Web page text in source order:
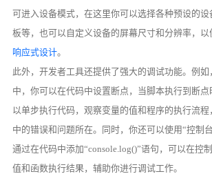
可进入设备模式，在这里你可以选择各种预设的
板等，也可以自定义设备的屏幕尺寸和分辨率，
响应式设计。
此外，开发者工具还提供了强大的调试功能。例如
中，你可以在代码中设置断点，当脚本执行到断
以单步执行代码，观察变量的值和程序的执行流
中的错误和问题所在。同时，你还可以使用“控制
通过在代码中添加“console.log()”语句，可以在控
值和函数执行结果，辅助你进行调试工作。